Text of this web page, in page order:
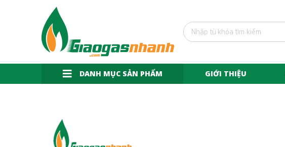
DANH MỤC SẢN PHẨM GIỚI THIỆU